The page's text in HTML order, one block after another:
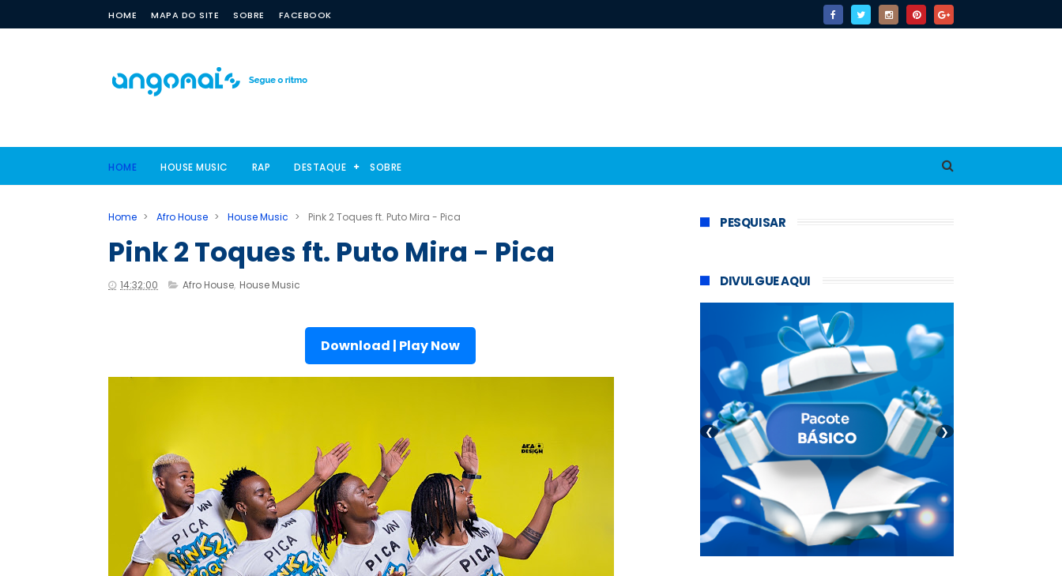
HOME MAPA DO SITE SOBRE FACEBOOK
HOME HOUSE MUSIC RAP DESTAQUE SOBRE
Home > Afro House > House Music > Pink 2 Toques ft. Puto Mira - Pica
Pink 2 Toques ft. Puto Mira - Pica
14:32:00 Afro House, House Music
Download | Play Now
PESQUISAR
DIVULGUE AQUI
❮ ❯